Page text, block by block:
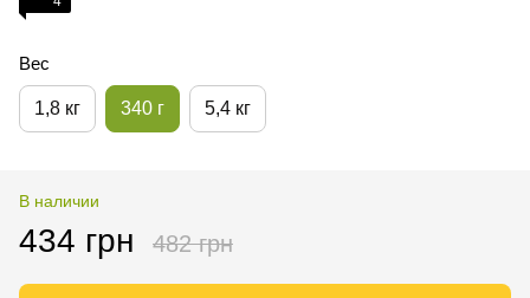
Вес
1,8 кг 340 г 5,4 кг
В наличии
434 грн 482 грн